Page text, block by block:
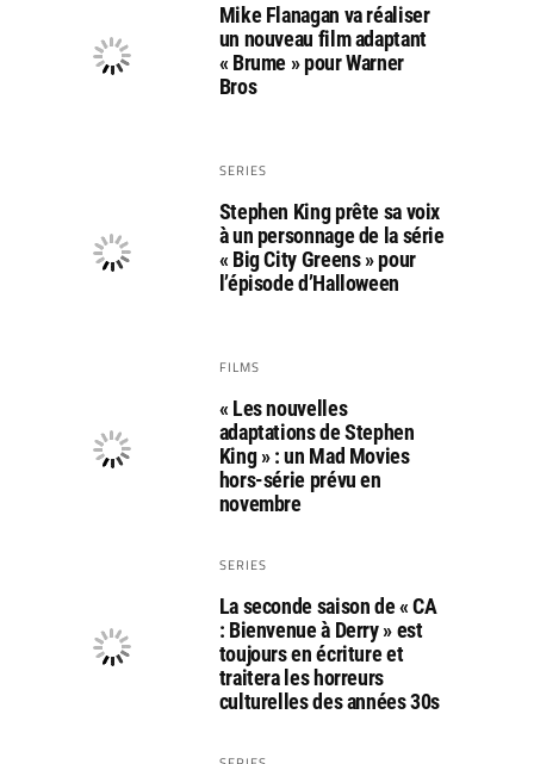
Mike Flanagan va réaliser
un nouveau film adaptant
« Brume » pour Warner
Bros
SERIES
Stephen King prête sa voix
à un personnage de la série
« Big City Greens » pour
l’épisode d’Halloween
FILMS
« Les nouvelles
adaptations de Stephen
King » : un Mad Movies
hors-série prévu en
novembre
SERIES
La seconde saison de « CA
: Bienvenue à Derry » est
toujours en écriture et
traitera les horreurs
culturelles des années 30s